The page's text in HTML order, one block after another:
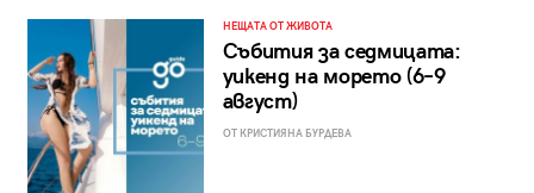
НЕЩАТА ОТ ЖИВОТА
Събития за седмицата:
уикенд на морето (6–9
август)
ОТ КРИСТИЯНА БУРДЕВА